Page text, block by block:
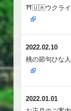
⛩️🇺🇦ウクライ
2022.02.10
桃の節句ひな
2022.01.01